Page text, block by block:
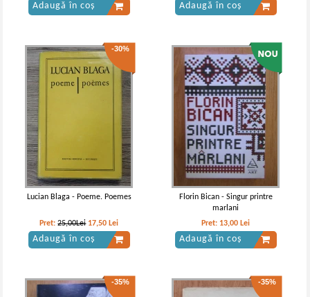
Adaugă în coș Adaugă în coș
-30%
Lucian Blaga - Poeme. Poemes
Pret:25,00Lei 17,50 Lei
Adaugă în coș
Florin Bican - Singur printre
marlani
Pret: 13,00 Lei
Adaugă în coș
-35% -35%